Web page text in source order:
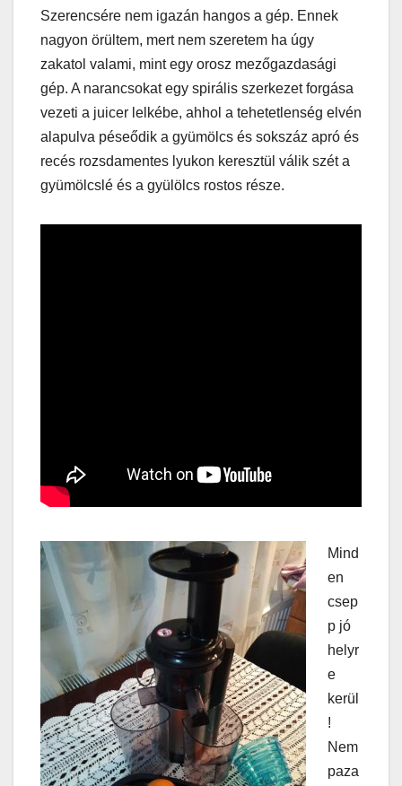
Szerencsére nem igazán hangos a gép. Ennek
nagyon örültem, mert nem szeretem ha úgy
zakatol valami, mint egy orosz mezőgazdasági
gép. A narancsokat egy spirális szerkezet forgása
vezeti a juicer lelkébe, ahhol a tehetetlenség elvén
alapulva péseődik a gyümölcs és sokszáz apró és
recés rozsdamentes lyukon keresztül válik szét a
gyümölcslé és a gyülölcs rostos része.
Mind
en
csep
p jó
helyr
e
kerül
!
Nem
paza